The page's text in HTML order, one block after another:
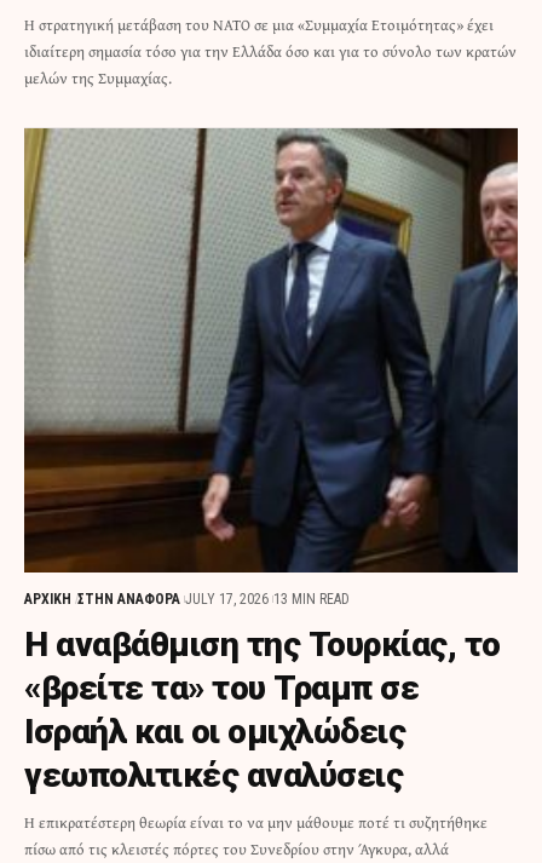
H στρατηγική μετάβαση του ΝΑΤΟ σε μια «Συμμαχία Ετοιμότητας» έχει
ιδιαίτερη σημασία τόσο για την Ελλάδα όσο και για το σύνολο των κρατών
μελών της Συμμαχίας.
ΑΡΧΙΚΗ ΣΤΗΝ ΑΝΑΦΟΡΑ JULY 17, 2026 13 MIN READ
Η αναβάθμιση της Τουρκίας, το
«βρείτε τα» του Τραμπ σε
Ισραήλ και οι ομιχλώδεις
γεωπολιτικές αναλύσεις
Η επικρατέστερη θεωρία είναι το να μην μάθουμε ποτέ τι συζητήθηκε
πίσω από τις κλειστές πόρτες του Συνεδρίου στην Άγκυρα, αλλά